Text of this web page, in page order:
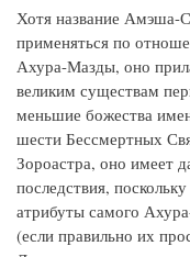
Хотя название Амэша-
применяться по
Ахура-Мазды, оно
великим существам
меньшие божества
шести Бессмертных
Зороастра, оно имеет
последствия,
атрибуты самого
(если правильно их